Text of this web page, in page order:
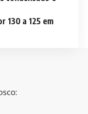
130 a 125 em